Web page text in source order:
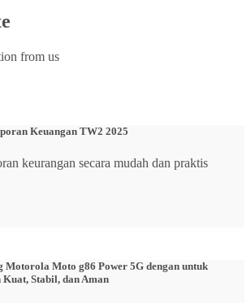
from us
Keuangan TW2 2025
keurangan secara mudah dan praktis
Moto g86 Power 5G dengan untuk
Stabil, dan Aman